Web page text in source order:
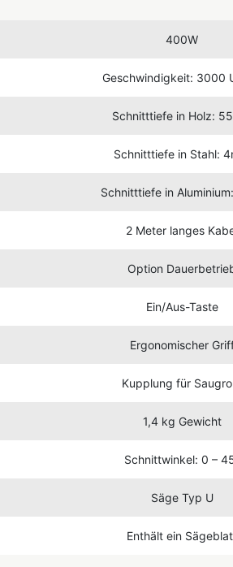
400W
Geschwindigkeit: 3000
Schnitttiefe in Holz:
Schnitttiefe in Stahl:
Schnitttiefe in
2 Meter langes
Option
Ein/Aus-Taste
Ergonomischer
Kupplung für
1,4 kg Gewicht
Schnittwinkel: 0 –
Säge Typ U
Enthält ein